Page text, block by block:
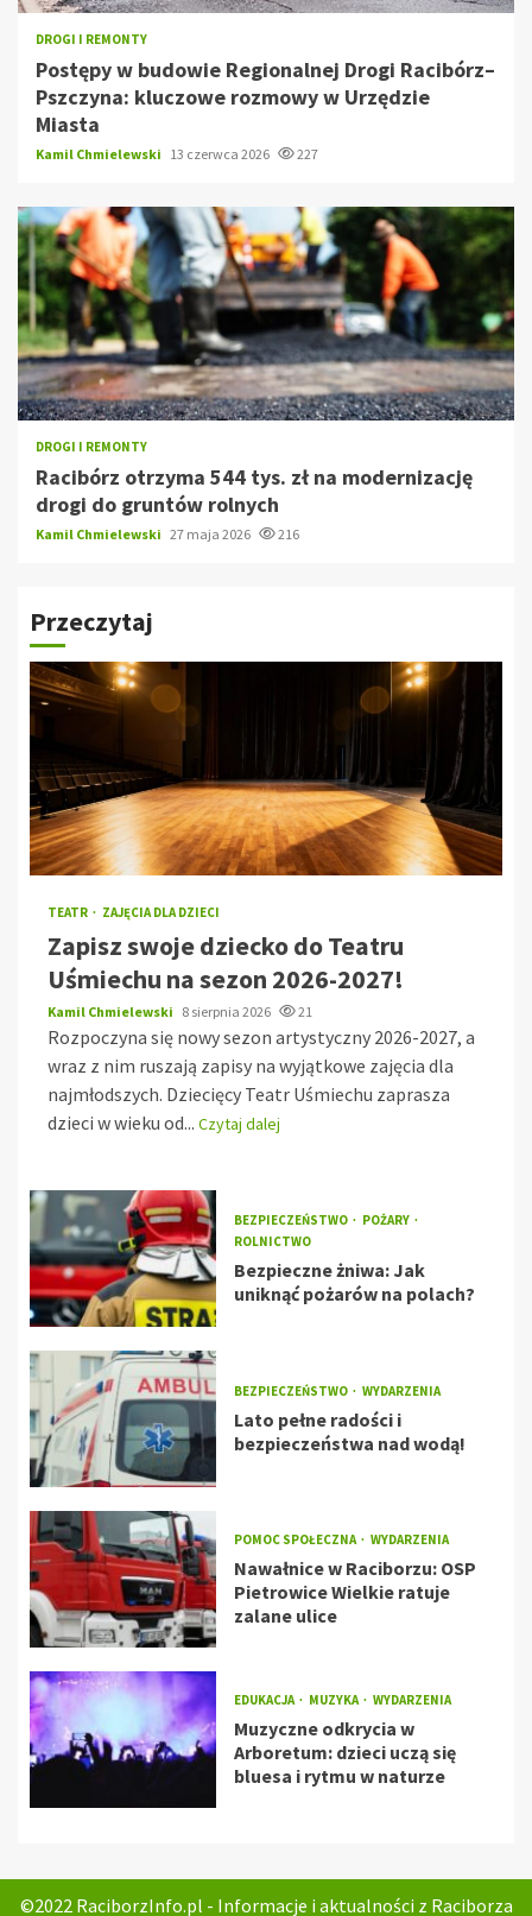
DROGI I REMONTY
Postępy w budowie Regionalnej Drogi Racibórz–
Pszczyna: kluczowe rozmowy w Urzędzie
Miasta
Kamil Chmielewski 13 czerwca 2026 227
DROGI I REMONTY
Racibórz otrzyma 544 tys. zł na modernizację
drogi do gruntów rolnych
Kamil Chmielewski 27 maja 2026 216
Przeczytaj
TEATR ZAJĘCIA DLA DZIECI
Zapisz swoje dziecko do Teatru
Uśmiechu na sezon 2026-2027!
Kamil Chmielewski 8 sierpnia 2026 21
Rozpoczyna się nowy sezon artystyczny 2026-2027, a
wraz z nim ruszają zapisy na wyjątkowe zajęcia dla
najmłodszych. Dziecięcy Teatr Uśmiechu zaprasza
dzieci w wieku od... Czytaj dalej
BEZPIECZEŃSTWO
POŻARY
ROLNICTWO
Bezpieczne żniwa: Jak
uniknąć pożarów na polach?
BEZPIECZEŃSTWO WYDARZENIA
Lato pełne radości i
bezpieczeństwa nad wodą!
POMOC SPOŁECZNA WYDARZENIA
Nawałnice w Raciborzu: OSP
Pietrowice Wielkie ratuje
zalane ulice
EDUKACJA MUZYKA WYDARZENIA
Muzyczne odkrycia w
Arboretum: dzieci uczą się
bluesa i rytmu w naturze
©2022 RaciborzInfo.pl - Informacje i aktualności z Raciborza